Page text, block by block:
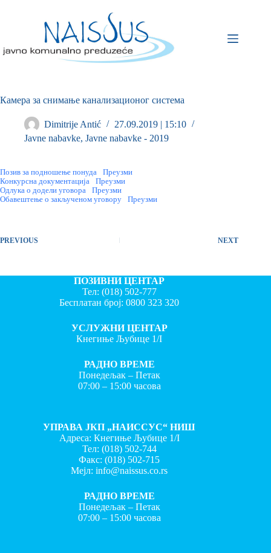
Камера за снимање канализационог система
Dimitrije Antić
27.09.2019 | 15:10
Javne nabavke, Javne nabavke - 2019
Позив за подношење понуда
Преузми
Конкурсна документација
Преузми
Oдлука о додели уговора
Преузми
Oбавештење о закљученом уговору
Преузми
PREVIOUS NEXT
ПОЗИВНИ ЦЕНТАР
Тел: (018) 502-777
Бесплатан број:0800 323 320
УСЛУЖНИ ЦЕНТАР
Кнегиње Љубице 1/I
РАДНО ВРЕМЕ
Понедељак – Петак
07:00 – 15:00 часова
УПРАВА ЈКП „НАИССУС“ НИШ
Адреса: Кнегиње Љубице 1/I
Тел: (018) 502-744
Факс:(018) 502-715
Мејл:info@naissus.co.rs
РАДНО ВРЕМЕ
Понедељак – Петак
07:00 – 15:00 часова